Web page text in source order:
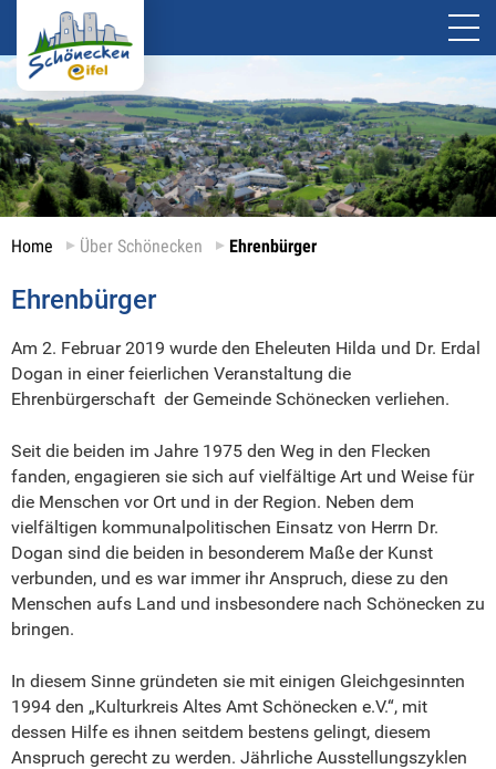
Home Über Schönecken Ehrenbürger
Ehrenbürger
Am 2. Februar 2019 wurde den Eheleuten Hilda und Dr. Erdal
Dogan in einer feierlichen Veranstaltung die
Ehrenbürgerschaft der Gemeinde Schönecken verliehen.
Seit die beiden im Jahre 1975 den Weg in den Flecken
fanden, engagieren sie sich auf vielfältige Art und Weise für
die Menschen vor Ort und in der Region. Neben dem
vielfältigen kommunalpolitischen Einsatz von Herrn Dr.
Dogan sind die beiden in besonderem Maße der Kunst
verbunden, und es war immer ihr Anspruch, diese zu den
Menschen aufs Land und insbesondere nach Schönecken zu
bringen.
In diesem Sinne gründeten sie mit einigen Gleichgesinnten
1994 den „Kulturkreis Altes Amt Schönecken e.V.“, mit
dessen Hilfe es ihnen seitdem bestens gelingt, diesem
Anspruch gerecht zu werden. Jährliche Ausstellungszyklen